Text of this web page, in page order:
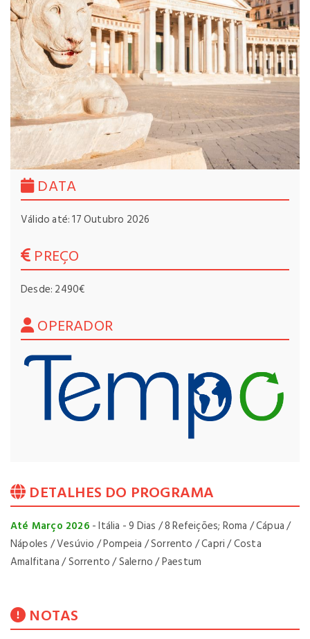
DATA
Válido até: 17 Outubro 2026
PREÇO
Desde: 2490€
OPERADOR
DETALHES DO PROGRAMA
Até Março 2026 - Itália - 9 Dias / 8 Refeições; Roma / Cápua /
Nápoles / Vesúvio / Pompeia / Sorrento / Capri / Costa
Amalfitana / Sorrento / Salerno / Paestum
NOTAS